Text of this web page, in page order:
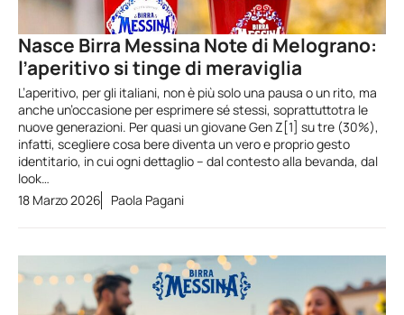
Nasce Birra Messina Note di Melograno:
l’aperitivo si tinge di meraviglia
L’aperitivo, per gli italiani, non è più solo una pausa o un rito, ma
anche un’occasione per esprimere sé stessi, soprattuttotra le
nuove generazioni. Per quasi un giovane Gen Z[1] su tre (30%),
infatti, scegliere cosa bere diventa un vero e proprio gesto
identitario, in cui ogni dettaglio – dal contesto alla bevanda, dal
look…
18 Marzo 2026
Paola Pagani